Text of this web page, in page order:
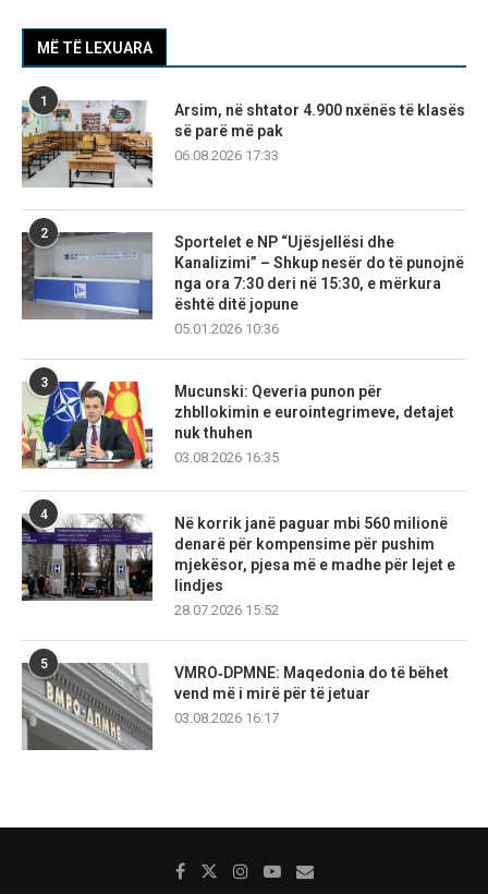
MË TË LEXUARA
1
Arsim, në shtator 4.900 nxënës të klasës
së parë më pak
06.08.2026 17:33
2
Sportelet e NP “Ujësjellësi dhe
Kanalizimi” – Shkup nesër do të punojnë
nga ora 7:30 deri në 15:30, e mërkura
është ditë jopune
05.01.2026 10:36
3
Mucunski: Qeveria punon për
zhbllokimin e eurointegrimeve, detajet
nuk thuhen
03.08.2026 16:35
4
Në korrik janë paguar mbi 560 milionë
denarë për kompensime për pushim
mjekësor, pjesa më e madhe për lejet e
lindjes
28.07.2026 15:52
5
VMRO‑DPMNE: Maqedonia do të bëhet
vend më i mirë për të jetuar
03.08.2026 16:17